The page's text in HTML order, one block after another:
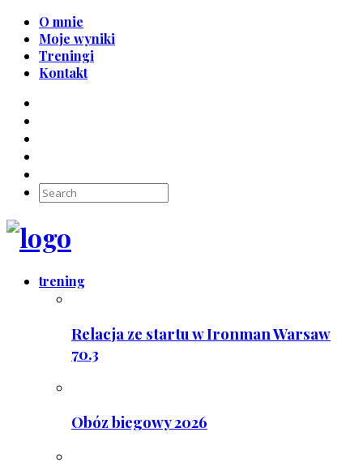
O mnie
Moje wyniki
Treningi
Kontakt
trening
Relacja ze startu w Ironman Warsaw
70.3
Obóz biegowy 2026